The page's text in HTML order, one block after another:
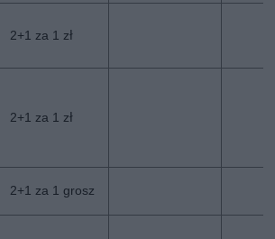
2+1 za 1 zł
2+1 za 1 zł
2+1 za 1 grosz